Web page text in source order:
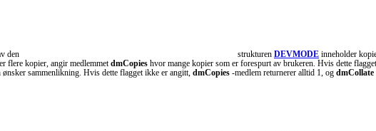
den strukturen DEVMODE inneholder
flere kopier, angir medlemmetdmCopies hvor mange kopier som er forespurt av brukeren. Hvis dette
ønsker sammenlikning. Hvis dette flagget ikke er angitt, dmCopies -medlem returnerer alltid 1, og dmCollate